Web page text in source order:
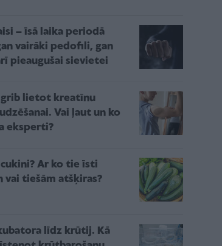
– īsā laika periodā
vairāki pedofili, gan
pieaugušai sievietei
grib lietot kreatīnu
Vai ļaut un ko
eksperti?
cukini? Ar ko tie īsti
vai tiešām atšķiras?
līdz krūtij. Kā